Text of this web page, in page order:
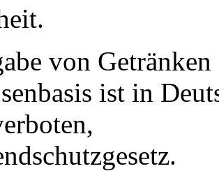
von
ist in